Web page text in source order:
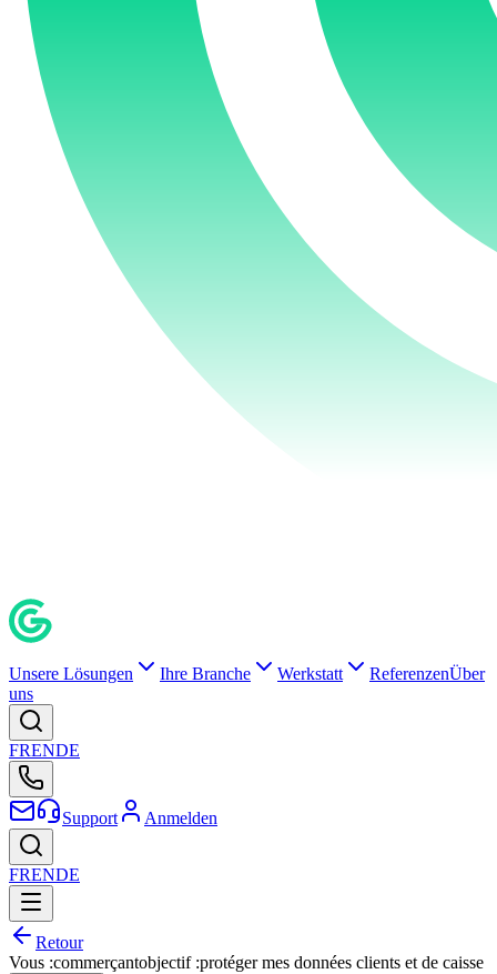
Unsere Lösungen Ihre Branche Werkstatt ReferenzenÜber
uns
FRENDE
Support Anmelden
FRENDE
Retour
Vous :commerçantobjectif :protéger mes données clients et de caisse